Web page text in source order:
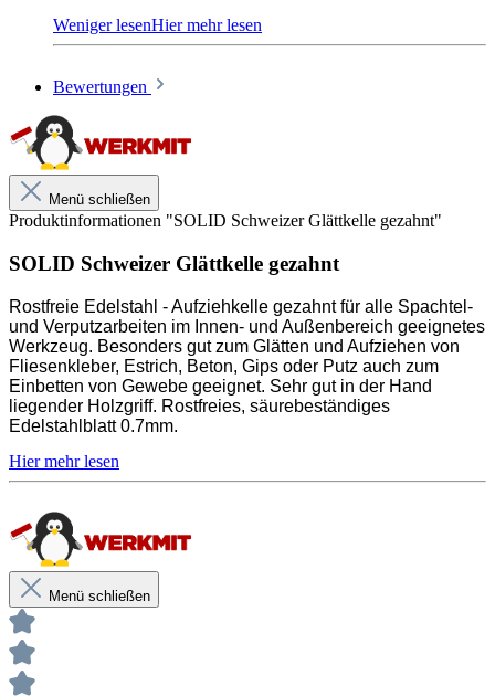
Angenehmer lackierter Holzgriff
Gezahnt
Unterstützung des Käufers bzw. Verarbeiters.
Sie entbinden nicht davon, unsere Produkte grundsätzlich auf ihre
Eignung für den vorgesehenen Anwendungszweck in eigener
Verantwortung zu prüfen.
Bewertungen
Menü schließen
Produktinformationen "SOLID Schweizer Glättkelle gezahnt"
SOLID Schweizer Glättkelle gezahnt
Rostfreie Edelstahl - Aufziehkelle gezahnt für alle Spachtel-
und Verputzarbeiten im Innen- und Außenbereich geeignetes
Werkzeug. Besonders gut zum Glätten und Aufziehen von
Fliesenkleber, Estrich, Beton, Gips oder Putz auch zum
Einbetten von Gewebe geeignet. Sehr gut in der Hand
liegender Holzgriff. Rostfreies, säurebeständiges
Edelstahlblatt 0,7mm.
Angenehmer lackierter Holzgriff
Blattstärke 0,7mm
Menü schließen